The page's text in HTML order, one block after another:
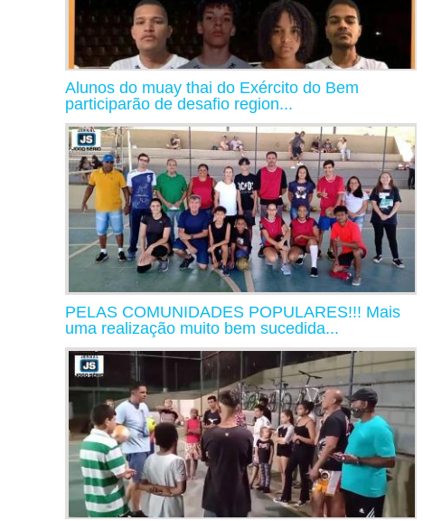
Alunos do muay thai do Exército do Bem
participarão de desafio region...
PELAS COMUNIDADES POPULARES!!! Mais
uma realização muito bem sucedida...